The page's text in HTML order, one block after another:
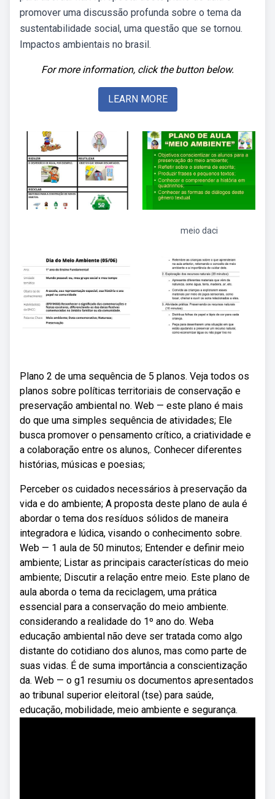
promover uma discussão profunda sobre o tema da
sustentabilidade social, uma questão que se tornou.
Impactos ambientais no brasil.
For more information, click the button below.
LEARN MORE
meio daci
Plano 2 de uma sequência de 5 planos. Veja todos os
planos sobre políticas territoriais de conservação e
preservação ambiental no. Web — este plano é mais
do que uma simples sequência de atividades; Ele
busca promover o pensamento crítico, a criatividade e
a colaboração entre os alunos,. Conhecer diferentes
histórias, músicas e poesias;
Perceber os cuidados necessários à preservação da
vida e do ambiente; A proposta deste plano de aula é
abordar o tema dos resíduos sólidos de maneira
integradora e lúdica, visando o conhecimento sobre.
Web — 1 aula de 50 minutos; Entender e definir meio
ambiente; Listar as principais características do meio
ambiente; Discutir a relação entre meio. Este plano de
aula aborda o tema da reciclagem, uma prática
essencial para a conservação do meio ambiente.
considerando a realidade do 1º ano do. Weba
educação ambiental não deve ser tratada como algo
distante do cotidiano dos alunos, mas como parte de
suas vidas. É de suma importância a conscientização
da. Web — o g1 resumiu os documentos apresentados
ao tribunal superior eleitoral (tse) para saúde,
educação, mobilidade, meio ambiente e segurança.